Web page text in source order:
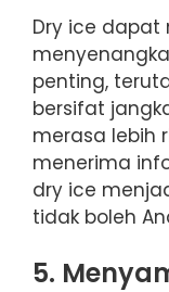
Dry ice dapat
penting,
bersifat
merasa lebih
menerima
dry ice
tidak boleh
5.